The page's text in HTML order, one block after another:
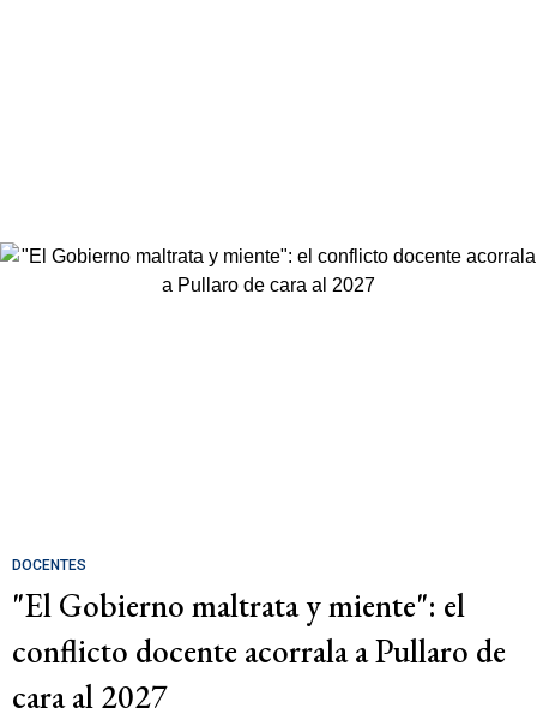
DOCENTES
"El Gobierno maltrata y miente": el
conflicto docente acorrala a Pullaro de
cara al 2027